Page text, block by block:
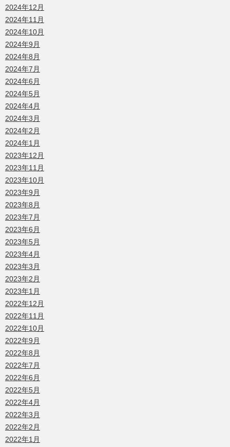
2024年12月
2024年11月
2024年10月
2024年9月
2024年8月
2024年7月
2024年6月
2024年5月
2024年4月
2024年3月
2024年2月
2024年1月
2023年12月
2023年11月
2023年10月
2023年9月
2023年8月
2023年7月
2023年6月
2023年5月
2023年4月
2023年3月
2023年2月
2023年1月
2022年12月
2022年11月
2022年10月
2022年9月
2022年8月
2022年7月
2022年6月
2022年5月
2022年4月
2022年3月
2022年2月
2022年1月